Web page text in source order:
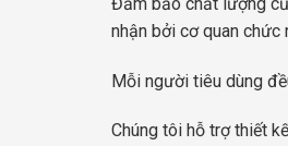
nhận bởi cơ quan chức
Mỗi người tiêu dùng
Chúng tôi hỗ trợ thiết